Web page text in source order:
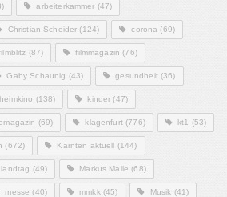
arbeiterkammer (47)
Christian Scheider (124) corona (69)
(87) filmmagazin (76)
Gaby Schaunig (43) gesundheit(36)
heimkino (138) kinder (47)
(69) klagenfurt(776) kt1 (53)
(672) Kärnten aktuell (144)
landtag (49) Markus Malle (68)
messe (40) mmkk(45) Musik (41)